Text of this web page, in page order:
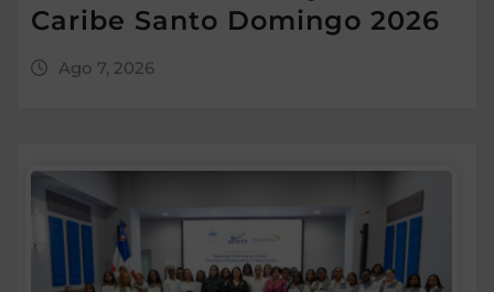
Caribe Santo Domingo 2026
Ago 7, 2026